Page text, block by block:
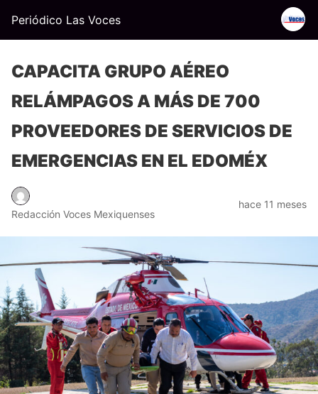
Periódico Las Voces
CAPACITA GRUPO AÉREO
RELÁMPAGOS A MÁS DE 700
PROVEEDORES DE SERVICIOS DE
EMERGENCIAS EN EL EDOMÉX
Redacción Voces Mexiquenses
hace 11 meses